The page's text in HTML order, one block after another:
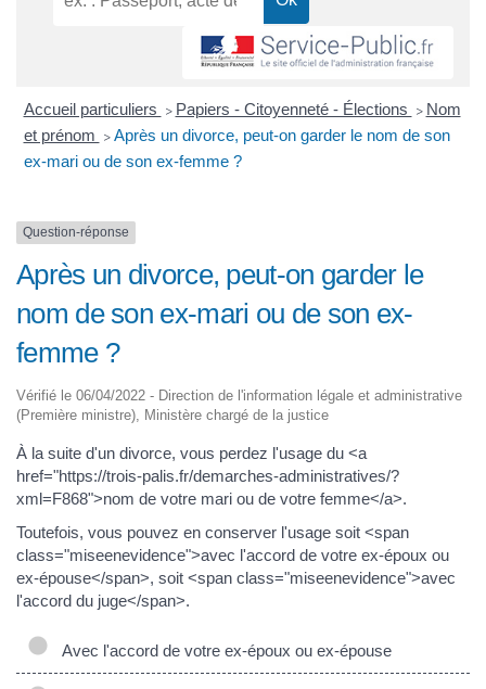
Accueil particuliers > Papiers - Citoyenneté - Élections > Nom
et prénom > Après un divorce, peut-on garder le nom de son
ex-mari ou de son ex-femme ?
Question-réponse
Après un divorce, peut-on garder le
nom de son ex-mari ou de son ex-
femme ?
Vérifié le 06/04/2022 - Direction de l'information légale et administrative
(Première ministre), Ministère chargé de la justice
À la suite d'un divorce, vous perdez l'usage du <a
href="https://trois-palis.fr/demarches-administratives/?
xml=F868">nom de votre mari ou de votre femme</a>.
Toutefois, vous pouvez en conserver l'usage soit <span
class="miseenevidence">avec l'accord de votre ex-époux ou
ex-épouse</span>, soit <span class="miseenevidence">avec
l'accord du juge</span>.
Avec l'accord de votre ex-époux ou ex-épouse